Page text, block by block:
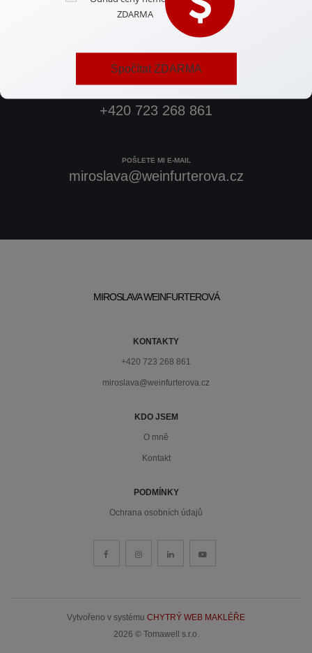
Potřebujete rychlou radu?
Spojte se se mnou.
+420 723 268 861
POŠLETE MI E-MAIL
miroslava@weinfurterova.cz
MIROSLAVA WEINFURTEROVÁ
KONTAKTY
+420 723 268 861
miroslava@weinfurterova.cz
KDO JSEM
O mně
Kontakt
PODMÍNKY
Ochrana osobních údajů
Vytvořeno v systému CHYTRÝ WEB MAKLÉŘE
2026 © Tomawell s.r.o.
Spočítat ZDARMA